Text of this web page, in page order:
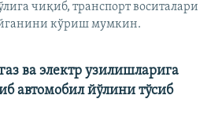
чиқиб, транспорт воситалари
кўриш мумкин.
ва электр узилишларига
автомобил йўлини тўсиб